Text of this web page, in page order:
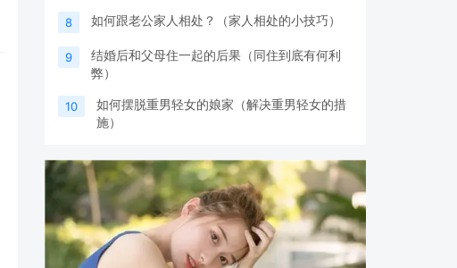
8 如何跟老公家人相处？（家人相处的小技巧）
9
结婚后和父母住一起的后果（同住到底有何利
弊）
10
如何摆脱重男轻女的娘家（解决重男轻女的措
施）